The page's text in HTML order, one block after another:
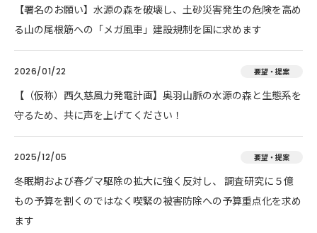
【署名のお願い】水源の森を破壊し、土砂災害発生の危険を高め
る山の尾根筋への「メガ風車」建設規制を国に求めます
2026/01/22 要望・提案
【（仮称）西久慈風力発電計画】奥羽山脈の水源の森と生態系を
守るため、共に声を上げてください！
2025/12/05 要望・提案
冬眠期および春グマ駆除の拡大に強く反対し、 調査研究に５億
もの予算を割くのではなく喫緊の被害防除への予算重点化を求め
ます